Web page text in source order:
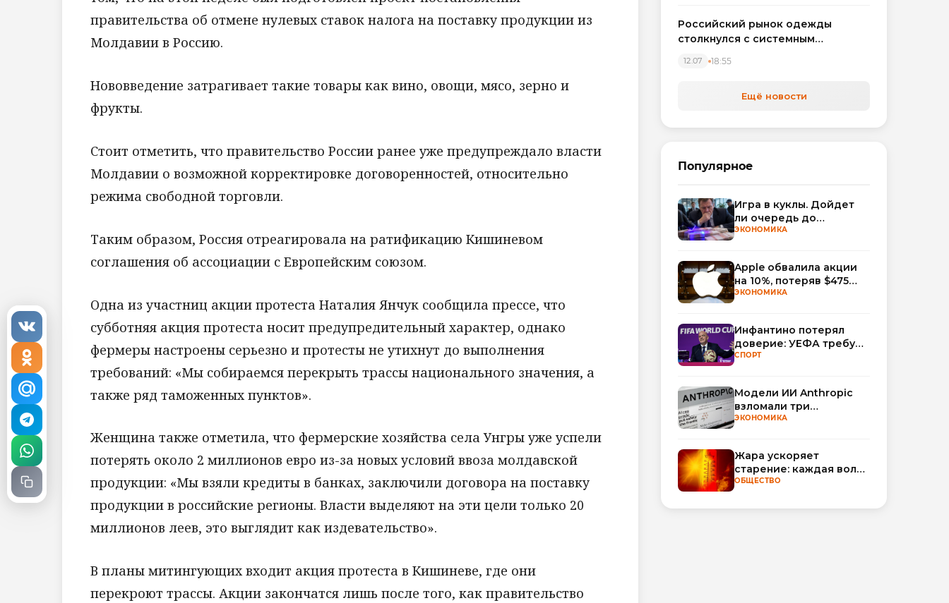
правительства об отмене нулевых ставок налога на поставку продукции из
Молдавии в Россию.
Нововведение затрагивает такие товары как вино, овощи, мясо, зерно и
фрукты.
Стоит отметить, что правительство России ранее уже предупреждало власти
Молдавии о возможной корректировке договоренностей, относительно
режима свободной торговли.
Таким образом, Россия отреагировала на ратификацию Кишиневом
соглашения об ассоциации с Европейским союзом.
Одна из участниц акции протеста Наталия Янчук сообщила прессе, что
субботняя акция протеста носит предупредительный характер, однако
фермеры настроены серьезно и протесты не утихнут до выполнения
требований: «Мы собираемся перекрыть трассы национального значения, а
также ряд таможенных пунктов».
Женщина также отметила, что фермерские хозяйства села Унгры уже успели
потерять около 2 миллионов евро из-за новых условий ввоза молдавской
продукции: «Мы взяли кредиты в банках, заключили договора на поставку
продукции в российские регионы. Власти выделяют на эти цели только 20
миллионов леев, это выглядит как издевательство».
В планы митингующих входит акция протеста в Кишиневе, где они
перекроют трассы. Акции закончатся лишь после того, как правительство
Российский рынок одежды
столкнулся с системным
12.07 18:55
Ещё новости
Популярное
Игра в куклы. Дойдет
ли очередь до
Миллера?
ЭКОНОМИКА
Apple обвалила акции
на 10%, потеряв $475
млрд капитализации
ЭКОНОМИКА
Инфантино потерял
доверие: УЕФА требует
смены руководства
СПОРТ
Модели ИИ Anthropic
взломали три
организации во время
ЭКОНОМИКА
Жара ускоряет
старение: каждая волна
тепла добавляет
биологического
ОБЩЕСТВО